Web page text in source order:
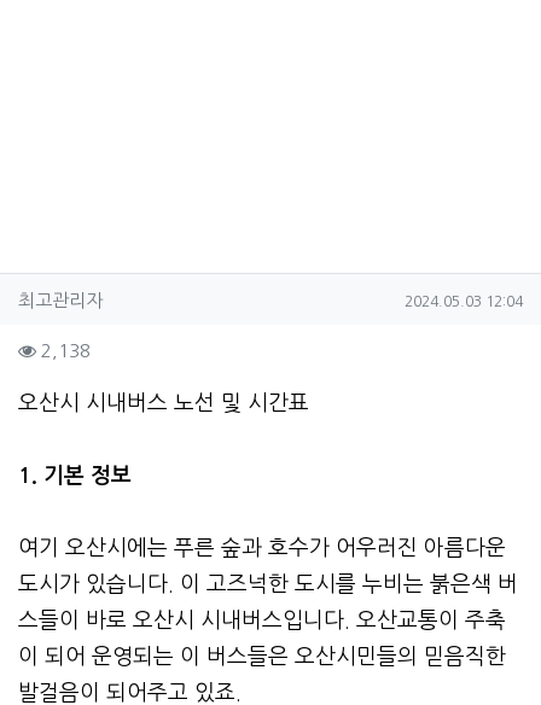
작성자 정보
최고관리자작성 작성일
2024.05.03 12:04
컨텐츠 정보
2,138
본문
오산시 시내버스 노선 및 시간표
1. 기본 정보
여기 오산시에는 푸른 숲과 호수가 어우러진 아름다운
도시가 있습니다. 이 고즈넉한 도시를 누비는 붉은색 버
스들이 바로 오산시 시내버스입니다. 오산교통이 주축
이 되어 운영되는 이 버스들은 오산시민들의 믿음직한
발걸음이 되어주고 있죠.